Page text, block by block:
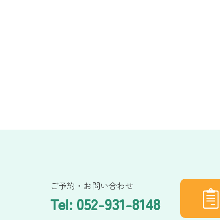
ご予約・お問い合わせ
Tel: 052-931-8148